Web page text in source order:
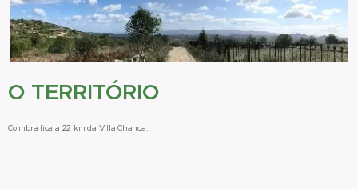
O TERRITÓRIO
Coimbra fica a 22 km da Villa Chanca.